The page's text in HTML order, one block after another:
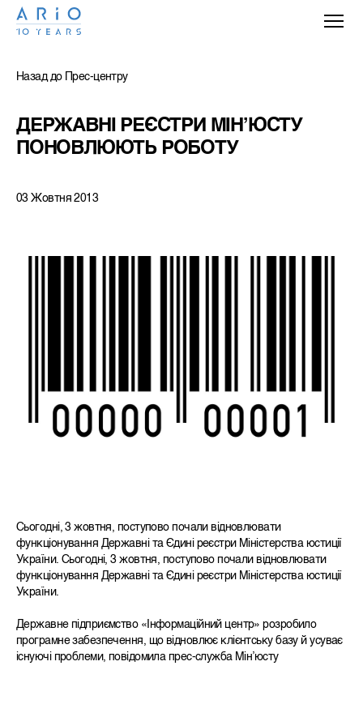
Назад до Прес-центру
ДЕРЖАВНІ РЕЄСТРИ МІН’ЮСТУ
ПОНОВЛЮЮТЬ РОБОТУ
03 Жовтня 2013
Сьогодні, 3 жовтня, поступово почали відновлювати
функціонування Державні та Єдині реєстри Міністерства юстиції
України. Сьогодні, 3 жовтня, поступово почали відновлювати
функціонування Державні та Єдині реєстри Міністерства юстиції
України.
Державне підприємство «Інформаційний центр» розробило
програмне забезпечення, що відновлює клієнтську базу й усуває
існуючі проблеми, повідомила прес-служба Мін’юсту